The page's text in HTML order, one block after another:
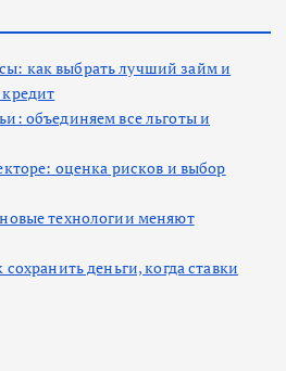
как выбрать лучший займ и
объединяем все льготы и
оценка рисков и выбор
технологии меняют
деньги, когда ставки